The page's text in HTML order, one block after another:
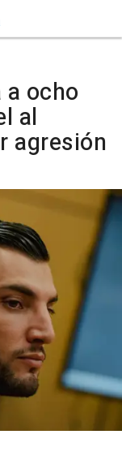
ocho
al
agresión